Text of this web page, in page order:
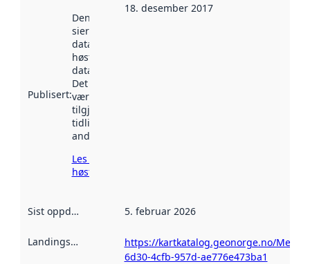
Publisert:
Denne datoen
sier når
datasettet ble
høstet av
data.norge.no.
Det kan ha
vært
tilgjengelig
tidligere
andre steder.
Les mer om
høsting her
18. desember 2017
Sist oppdatert 5. februar 2026
Landingsside
https://kartkatalog.geonorge.no/
6d30-4cfb-957d-ae776e473ba1